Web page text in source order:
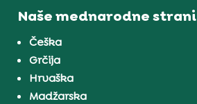
Naše mednarodne strani
Češka
Grčija
Hrvaška
Madžarska